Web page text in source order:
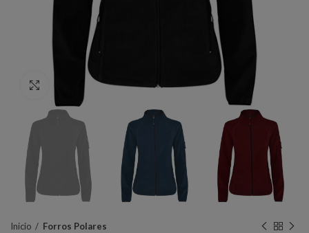
Click to enlarge
Inicio Forros Polares